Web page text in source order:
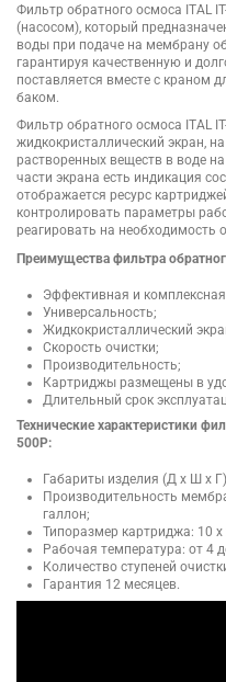
Фильтр обратного осмоса ITAL
(насосом), который
воды при подаче на мембрану
гарантируя качественную и
поставляется вместе с краном
баком.
Фильтр обратного осмоса ITAL
жидкокристаллический экран,
растворенных веществ в воде
части экрана есть индикация
отображается ресурс
контролировать параметры
реагировать на необходимость
Преимущества фильтра
Эффективная и
Универсальность;
Жидкокристаллический
Скорость очистки;
Производительность;
Картриджы размещены в
Длительный срок
Технические характеристики
500P:
Габариты изделия (Д х Ш х
Производительность
галлон;
Типоразмер картриджа: 10
Рабочая температура: от 4
Количество ступеней
Гарантия 12 месяцев.